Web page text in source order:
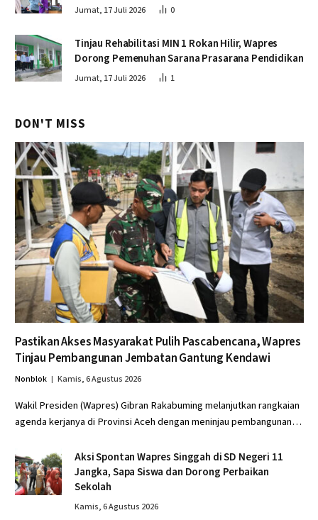
Jumat, 17 Juli 2026 0
Tinjau Rehabilitasi MIN 1 Rokan Hilir, Wapres
Dorong Pemenuhan Sarana Prasarana Pendidikan
Jumat, 17 Juli 2026 1
DON'T MISS
Pastikan Akses Masyarakat Pulih Pascabencana, Wapres
Tinjau Pembangunan Jembatan Gantung Kendawi
Nonblok Kamis, 6 Agustus 2026
Wakil Presiden (Wapres) Gibran Rakabuming melanjutkan rangkaian
agenda kerjanya di Provinsi Aceh dengan meninjau pembangunan…
Aksi Spontan Wapres Singgah di SD Negeri 11
Jangka, Sapa Siswa dan Dorong Perbaikan
Sekolah
Kamis, 6 Agustus 2026